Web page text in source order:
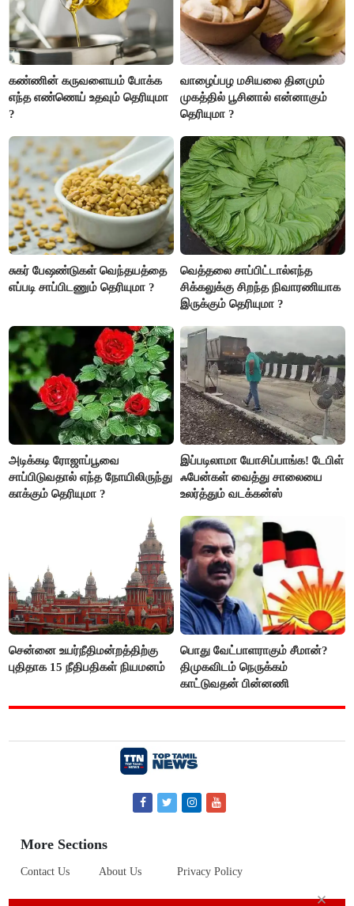
கண்ணின் கருவளையம் போக்க
எந்த எண்ணெய் உதவும் தெரியுமா
?
வாழைப்பழ மசியலை தினமும்
முகத்தில் பூசினால் என்னாகும்
தெரியுமா ?
சுகர் பேஷண்டுகள் வெந்தயத்தை
எப்படி சாப்பிடணும் தெரியுமா ?
வெத்தலை சாப்பிட்டால்எந்த
சிக்கலுக்கு சிறந்த நிவாரணியாக
இருக்கும் தெரியுமா ?
அடிக்கடி ரோஜாப்பூவை
சாப்பிடுவதால் எந்த நோயிலிருந்து
காக்கும் தெரியுமா ?
இப்படிலாமா யோசிப்பாங்க! டேபிள்
ஃபேன்கள் வைத்து சாலையை
உலர்த்தும் வடக்கன்ஸ்
சென்னை உயர்நீதிமன்றத்திற்கு
புதிதாக 15 நீதிபதிகள் நியமனம்
பொது வேட்பாளராகும் சீமான்?
திமுகவிடம் நெருக்கம்
காட்டுவதன் பின்னணி
More Sections
Contact Us About Us Privacy Policy